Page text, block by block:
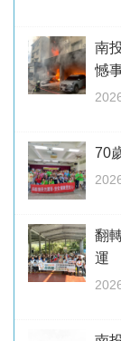
南
憾
70
翻
運